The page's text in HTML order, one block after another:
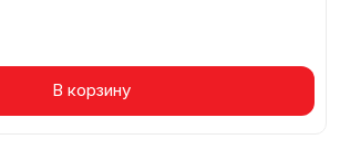
Товар в корзине
В корзину